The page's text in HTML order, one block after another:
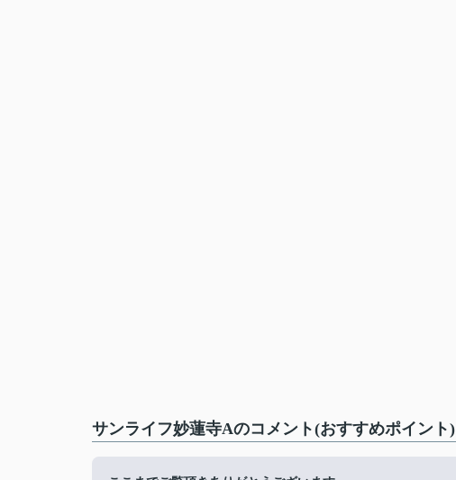
サンライフ妙蓮寺Aのコメント(おすすめポイント)